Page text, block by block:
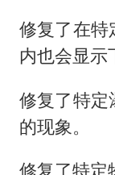
修复了在特
内也会显示
修复了特定
的现象。
修复了特定